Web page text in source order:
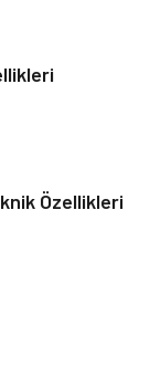
Özellikleri